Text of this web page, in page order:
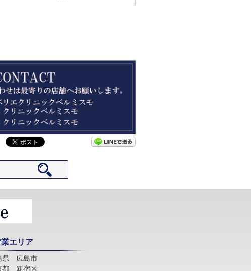
エリア
県 広島市
都 新宿区